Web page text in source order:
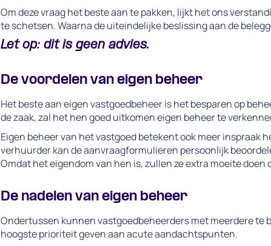
Om deze vraag het beste aan te pakken, lijkt het ons
te schetsen. Waarna de uiteindelijke beslissing aan de
Let op: dit is geen advies.
De voordelen van eigen beheer
Het beste aan eigen vastgoedbeheer is het besparen op
de zaak, zal het hen goed uitkomen eigen beheer te
Eigen beheer van het vastgoed betekent ook meer inspraak
verhuurder kan de aanvraagformulieren persoonlijk
Omdat het eigendom van hen is, zullen ze extra moeite
De nadelen van eigen beheer
Ondertussen kunnen vastgoedbeheerders met meerdere te
hoogste prioriteit geven aan acute aandachtspunten.